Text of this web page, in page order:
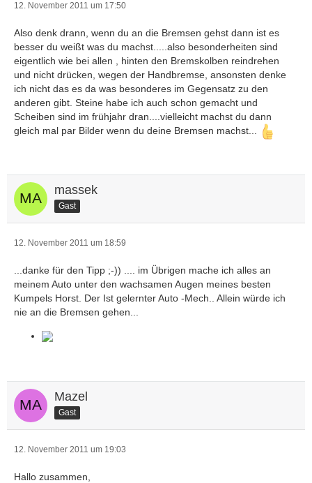
12. November 2011 um 17:50
Also denk drann, wenn du an die Bremsen gehst dann ist es
besser du weißt was du machst.....also besonderheiten sind
eigentlich wie bei allen , hinten den Bremskolben reindrehen
und nicht drücken, wegen der Handbremse, ansonsten denke
ich nicht das es da was besonderes im Gegensatz zu den
anderen gibt. Steine habe ich auch schon gemacht und
Scheiben sind im frühjahr dran....vielleicht machst du dann
gleich mal par Bilder wenn du deine Bremsen machst...
massek
Gast
12. November 2011 um 18:59
...danke für den Tipp ;-)) .... im Übrigen mache ich alles an
meinem Auto unter den wachsamen Augen meines besten
Kumpels Horst. Der Ist gelernter Auto -Mech.. Allein würde ich
nie an die Bremsen gehen...
Mazel
Gast
12. November 2011 um 19:03
Hallo zusammen,